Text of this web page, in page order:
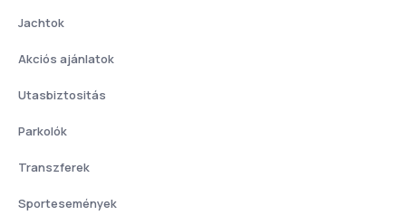
Jachtok
Akciós ajánlatok
Utasbiztositás
Parkolók
Transzferek
Sportesemények